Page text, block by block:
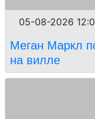
05-08-2026
Меган Маркл
на вилле